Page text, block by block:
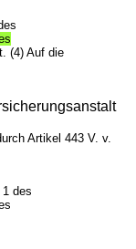
(4) Auf die
Artikel 443 V. v.
1 des